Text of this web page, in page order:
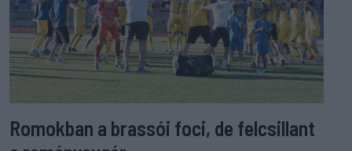
Romokban a brassói foci, de felcsillant